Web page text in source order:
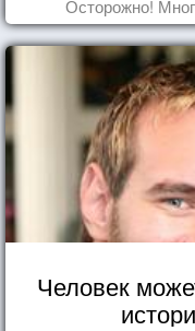
Осторожно!
Человек